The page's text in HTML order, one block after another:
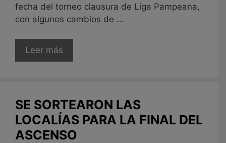
fecha del torneo clausura de Liga Pampeana,
con algunos cambios de ...
Leer más
SE SORTEARON LAS
LOCALÍAS PARA LA FINAL DEL
ASCENSO